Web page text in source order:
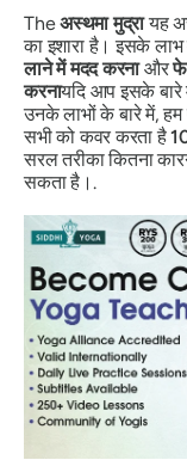
Theअस्थमा मुद्रायह
का इशारा है। इसके लाभ
लाने में मदद करनाऔर
करनायदि आप इसके
उनके लाभों के बारे में,
सभी को कवर करता है
सरल तरीका कितना
सकता है।.